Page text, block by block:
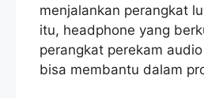
menjalankan perangkat
itu, headphone yang
perangkat perekam
bisa membantu dalam